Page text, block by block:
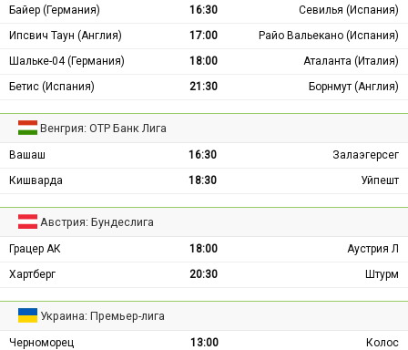
Байер (Германия) 16:30
Севилья (Испания)
Ипсвич Таун (Англия)
17:00
Райо Вальекано (Испания)
Шальке-04 (Германия)
18:00
Аталанта (Италия)
Бетис (Испания)
21:30 Борнмут (Англия)
Венгрия: ОТР Банк Лига
Вашаш 16:30
Залаэгерсег
Кишварда
18:30 Уйпешт
Австрия: Бундеслига
Грацер АК 18:00
Аустрия Л
Хартберг
20:30 Штурм
Украина: Премьер-лига
Черноморец 13:00
Колос